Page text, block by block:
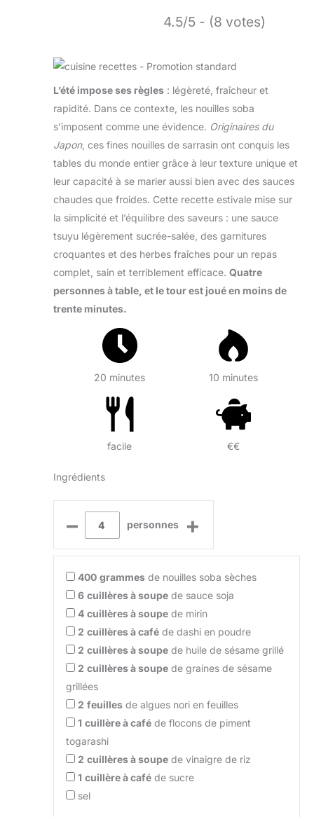
4.5/5 - (8 votes)
L’été impose ses règles : légèreté, fraîcheur et
rapidité. Dans ce contexte, les nouilles soba
s’imposent comme une évidence. Originaires du
Japon, ces fines nouilles de sarrasin ont conquis les
tables du monde entier grâce à leur texture unique et
leur capacité à se marier aussi bien avec des sauces
chaudes que froides. Cette recette estivale mise sur
la simplicité et l’équilibre des saveurs : une sauce
tsuyu légèrement sucrée-salée, des garnitures
croquantes et des herbes fraîches pour un repas
complet, sain et terriblement efficace. Quatre
personnes à table, et le tour est joué en moins de
trente minutes.
20 minutes 10 minutes
facile €€
Ingrédients
– personnes +
400 grammes de nouilles soba sèches
6 cuillères à soupe de sauce soja
4 cuillères à soupe de mirin
2 cuillères à café de dashi en poudre
2 cuillères à soupe de huile de sésame grillé
2 cuillères à soupe de graines de sésame
grillées
2 feuilles de algues nori en feuilles
1 cuillère à café de flocons de piment
togarashi
2 cuillères à soupe de vinaigre de riz
1 cuillère à café de sucre
sel